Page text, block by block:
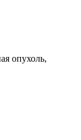
опухоль,